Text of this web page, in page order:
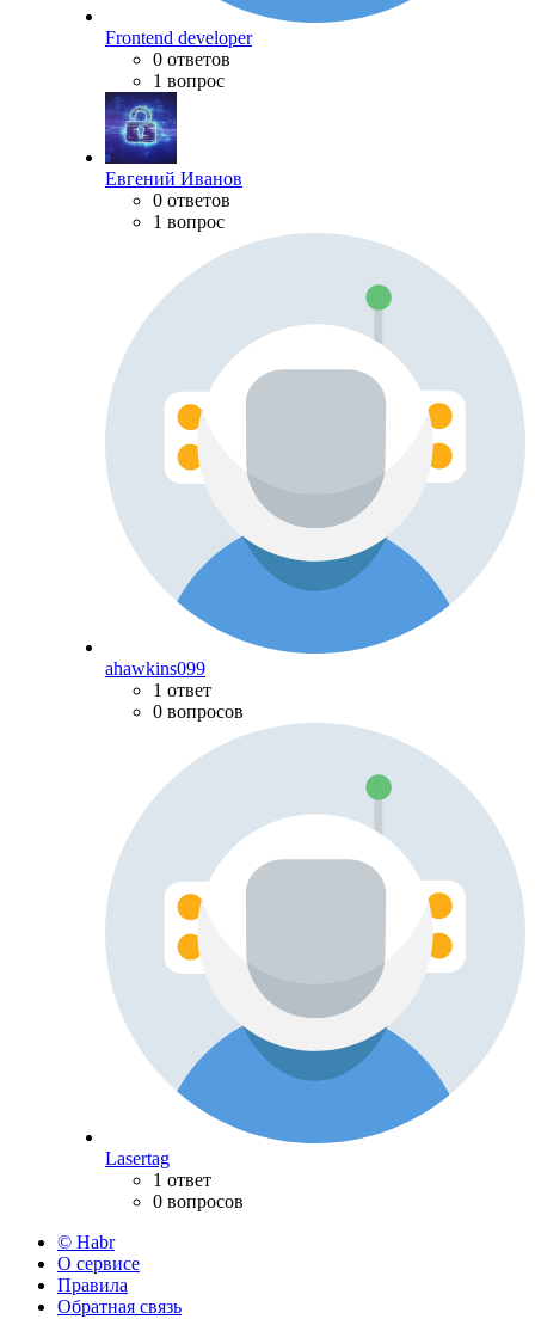
Frontend developer
0 ответов
1 вопрос
Евгений Иванов
0 ответов
1 вопрос
ahawkins099
1 ответ
0 вопросов
Lasertag
1 ответ
0 вопросов
© Habr
О сервисе
Правила
Обратная связь